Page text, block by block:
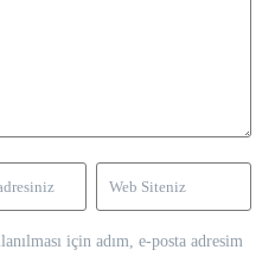
için adım, e-posta adresim